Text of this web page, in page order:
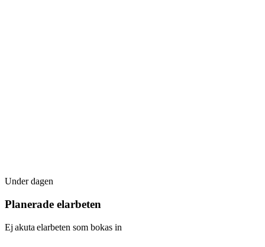
Under dagen
Planerade elarbeten
Ej akuta elarbeten som bokas in